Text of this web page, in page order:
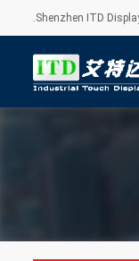
Shenzhen ITD